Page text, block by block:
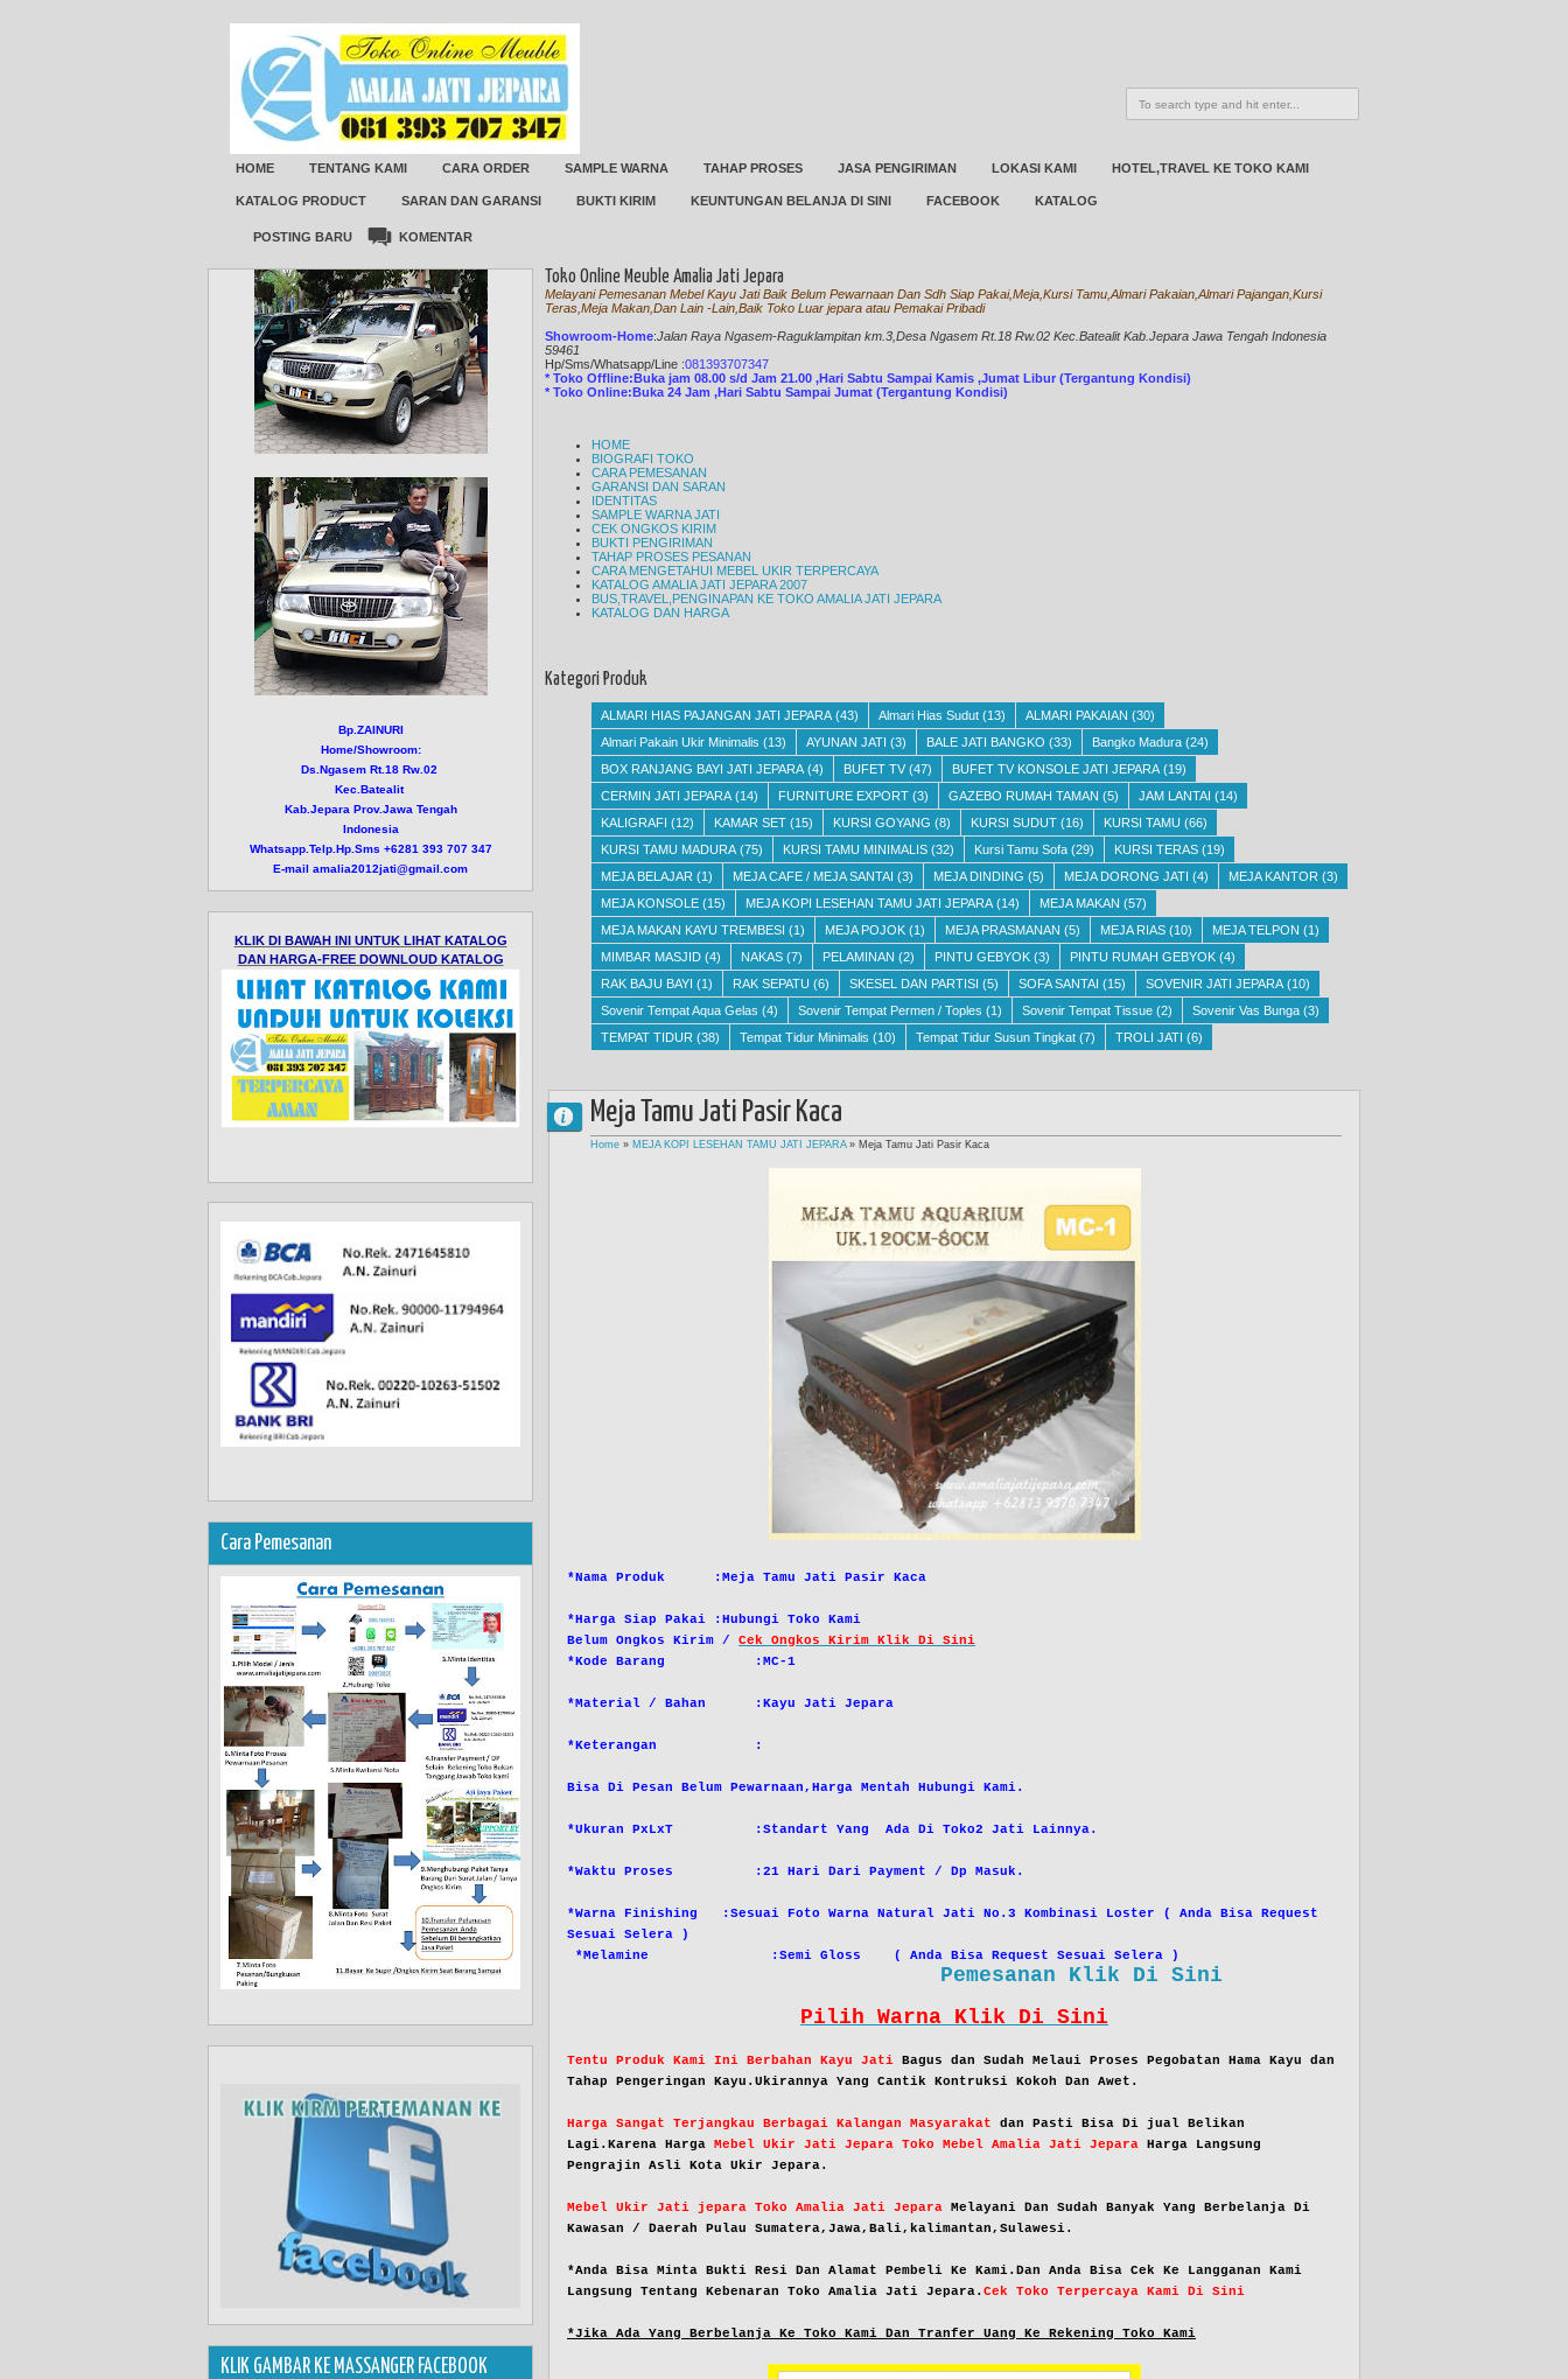
HOME TENTANG KAMI CARA ORDER SAMPLE WARNA TAHAP PROSES JASA PENGIRIMAN LOKASI KAMI HOTEL,TRAVEL KE TOKO KAMI
KATALOG PRODUCT SARAN DAN GARANSI BUKTI KIRIM KEUNTUNGAN BELANJA DI SINI FACEBOOK KATALOG
POSTING BARU KOMENTAR
Toko Online Meuble Amalia Jati Jepara
Melayani Pemesanan Mebel Kayu Jati Baik Belum Pewarnaan Dan Sdh Siap Pakai,Meja,Kursi Tamu,Almari Pakaian,Almari Pajangan,Kursi
Teras,Meja Makan,Dan Lain -Lain,Baik Toko Luar jepara atau Pemakai Pribadi
Showroom-Home:Jalan Raya Ngasem-Raguklampitan km.3,Desa Ngasem Rt.18 Rw.02 Kec.Batealit Kab.Jepara Jawa Tengah Indonesia
59461
Hp/Sms/Whatsapp/Line :081393707347
* Toko Offline:Buka jam 08.00 s/d Jam 21.00 ,Hari Sabtu Sampai Kamis ,Jumat Libur (Tergantung Kondisi)
* Toko Online:Buka 24 Jam ,Hari Sabtu Sampai Jumat (Tergantung Kondisi)
HOME
BIOGRAFI TOKO
CARA PEMESANAN
GARANSI DAN SARAN
IDENTITAS
SAMPLE WARNA JATI
CEK ONGKOS KIRIM
BUKTI PENGIRIMAN
TAHAP PROSES PESANAN
CARA MENGETAHUI MEBEL UKIR TERPERCAYA
KATALOG AMALIA JATI JEPARA 2007
BUS,TRAVEL,PENGINAPAN KE TOKO AMALIA JATI JEPARA
KATALOG DAN HARGA
Kategori Produk
ALMARI HIAS PAJANGAN JATI JEPARA (43) Almari Hias Sudut (13) ALMARI PAKAIAN (30)
Almari Pakain Ukir Minimalis (13) AYUNAN JATI (3) BALE JATI BANGKO (33) Bangko Madura (24)
BOX RANJANG BAYI JATI JEPARA (4) BUFET TV (47) BUFET TV KONSOLE JATI JEPARA (19)
CERMIN JATI JEPARA (14) FURNITURE EXPORT (3) GAZEBO RUMAH TAMAN (5) JAM LANTAI (14)
KALIGRAFI (12) KAMAR SET (15) KURSI GOYANG (8) KURSI SUDUT (16) KURSI TAMU (66)
KURSI TAMU MADURA (75) KURSI TAMU MINIMALIS (32) Kursi Tamu Sofa (29) KURSI TERAS (19)
MEJA BELAJAR (1) MEJA CAFE / MEJA SANTAI (3) MEJA DINDING (5) MEJA DORONG JATI (4) MEJA KANTOR (3)
MEJA KONSOLE (15) MEJA KOPI LESEHAN TAMU JATI JEPARA (14) MEJA MAKAN (57)
MEJA MAKAN KAYU TREMBESI (1) MEJA POJOK (1) MEJA PRASMANAN (5) MEJA RIAS (10) MEJA TELPON (1)
MIMBAR MASJID (4) NAKAS (7) PELAMINAN (2) PINTU GEBYOK (3) PINTU RUMAH GEBYOK (4)
RAK BAJU BAYI (1) RAK SEPATU (6) SKESEL DAN PARTISI (5) SOFA SANTAI (15) SOVENIR JATI JEPARA (10)
Sovenir Tempat Aqua Gelas (4) Sovenir Tempat Permen / Toples (1) Sovenir Tempat Tissue (2) Sovenir Vas Bunga (3)
TEMPAT TIDUR (38) Tempat Tidur Minimalis (10) Tempat Tidur Susun Tingkat (7) TROLI JATI (6)
Meja Tamu Jati Pasir Kaca
Home » MEJA KOPI LESEHAN TAMU JATI JEPARA» Meja Tamu Jati Pasir Kaca
*Nama Produk :Meja Tamu Jati Pasir Kaca
*Harga Siap Pakai :Hubungi Toko Kami
Belum Ongkos Kirim / Cek Ongkos Kirim Klik Di Sini
*Kode Barang :MC-1
*Material / Bahan :Kayu Jati Jepara
*Keterangan :
Bisa Di Pesan Belum Pewarnaan,Harga Mentah Hubungi Kami.
*Ukuran PxLxT :Standart Yang Ada Di Toko2 Jati Lainnya.
*Waktu Proses :21 Hari Dari Payment / Dp Masuk.
*Warna Finishing :Sesuai Foto Warna Natural Jati No.3 Kombinasi Loster ( Anda Bisa Request
Sesuai Selera )
*Melamine :Semi Gloss ( Anda Bisa Request Sesuai Selera )
Pemesanan Klik Di Sini
Pilih Warna Klik Di Sini
Tentu Produk Kami Ini Berbahan Kayu Jati Bagus dan Sudah Melaui Proses Pegobatan Hama Kayu dan
Tahap Pengeringan Kayu.Ukirannya Yang Cantik Kontruksi Kokoh Dan Awet.
Harga Sangat Terjangkau Berbagai Kalangan Masyarakat
dan Pasti Bisa Di jual Belikan
Lagi.Karena Harga Mebel Ukir Jati Jepara Toko Mebel Amalia Jati Jepara Harga Langsung
Pengrajin Asli Kota Ukir Jepara.
Mebel Ukir Jati jepara Toko Amalia Jati Jepara Melayani Dan Sudah Banyak Yang Berbelanja Di
Kawasan / Daerah Pulau Sumatera,Jawa,Bali,kalimantan,Sulawesi.
*Anda Bisa Minta Bukti Resi Dan Alamat Pembeli Ke Kami.Dan Anda Bisa Cek Ke Langganan Kami
Langsung Tentang Kebenaran Toko Amalia Jati Jepara. Cek Toko Terpercaya Kami Di Sini
*Jika Ada Yang Berbelanja Ke Toko Kami Dan Tranfer Uang Ke Rekening Toko Kami
Bp.ZAINURI
Home/Showroom:
Ds.Ngasem Rt.18 Rw.02
Kec.Batealit
Kab.Jepara Prov.Jawa Tengah
Indonesia
Whatsapp.Telp.Hp.Sms +6281 393 707 347
E-mail amalia2012jati@gmail.com
KLIK DI BAWAH INI UNTUK LIHAT KATALOG
DAN HARGA-FREE DOWNLOUD KATALOG
Cara Pemesanan
KLIK GAMBAR KE MASSANGER FACEBOOK